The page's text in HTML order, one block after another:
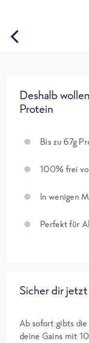
Deshalb
Protein
Bis zu 67g
100% frei
In wenigen
Perfekt für
Sicher dir
Ab sofort gibts
deine Gains mit